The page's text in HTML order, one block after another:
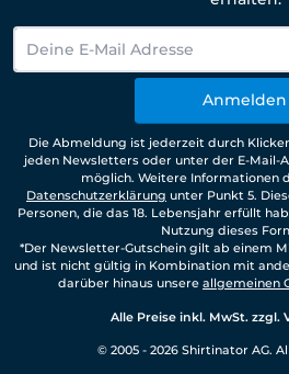
Anmelden
Die Abmeldung ist jederzeit durch
jeden Newsletters oder unter der E-Mail-
möglich. Weitere Informationen
Datenschutzerklärung unter Punkt 5.
Personen, die das 18. Lebensjahr erfüllt
Nutzung dieses
*Der Newsletter-Gutschein gilt ab einem
und ist nicht gültig in Kombination mit
darüber hinaus unsere allgemeinen
Alle Preise inkl. MwSt. zzgl.
© 2005 - 2026 Shirtinator AG.